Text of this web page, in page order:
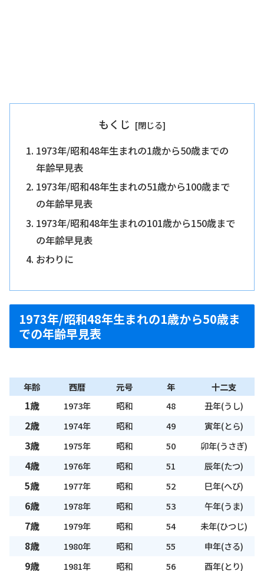
もくじ
1973年/昭和48年生まれの1歳から50歳までの
年齢早見表
1973年/昭和48年生まれの51歳から100歳まで
の年齢早見表
1973年/昭和48年生まれの101歳から150歳まで
の年齢早見表
おわりに
1973年/昭和48年生まれの1歳から50歳ま
での年齢早見表
年齢 西暦 元号 年 十二支
1歳 1973年 昭和 48 丑年(うし)
2歳 1974年 昭和 49 寅年(とら)
3歳 1975年 昭和 50 卯年(うさぎ)
4歳 1976年 昭和 51 辰年(たつ)
5歳 1977年 昭和 52 巳年(へび)
6歳 1978年 昭和 53 午年(うま)
7歳 1979年 昭和 54 未年(ひつじ)
8歳 1980年 昭和 55 申年(さる)
9歳 1981年 昭和 56 酉年(とり)